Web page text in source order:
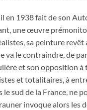
en 1938 fait de son
une œuvre
sa peinture revêt
va le contraindre, de
et son opposition à
et totalitaires, à
sud de la France, ne
invoque alors les